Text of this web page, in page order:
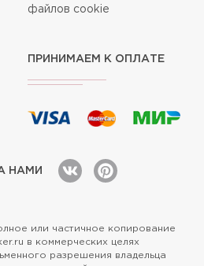
файлов cookie
ПРИНИМАЕМ К ОПЛАТЕ
НАМИ
или частичное копирование
в коммерческих целях
разрешения владельца